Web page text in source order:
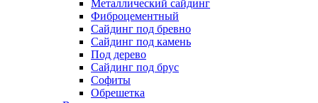
Металлический сайдинг
Фиброцементный
Сайдинг под бревно
Сайдинг под камень
Под дерево
Сайдинг под брус
Софиты
Обрешетка